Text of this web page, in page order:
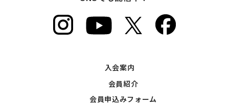
入会案内
会員紹介
会員申込みフォーム